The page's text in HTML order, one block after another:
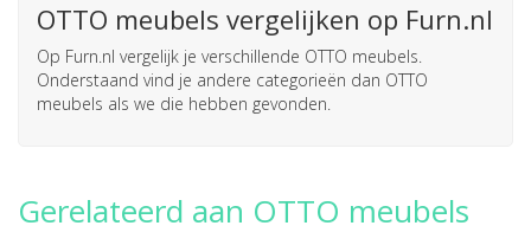
OTTO meubels vergelijken op Furn.nl
Op Furn.nl vergelijk je verschillende OTTO meubels.
Onderstaand vind je andere categorieën dan OTTO
meubels als we die hebben gevonden.
Gerelateerd aan OTTO meubels